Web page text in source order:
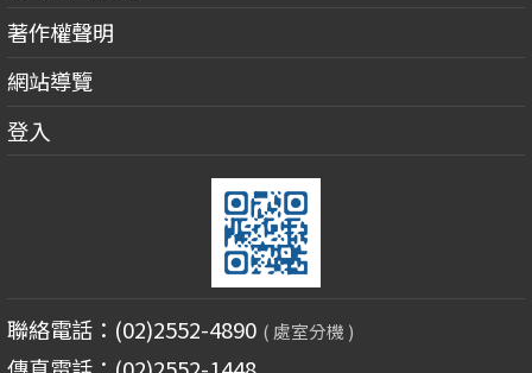
著作權聲明
網站導覽
登入
聯絡電話：(02)2552-4890 ( 處室分機 )